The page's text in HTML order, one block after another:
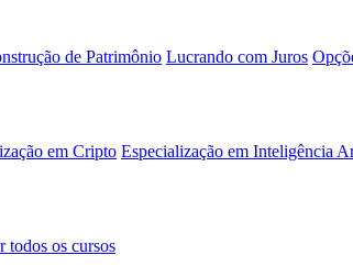
de Patrimônio Lucrando com Juros
em Cripto Especialização em Inteligência
todos os cursos